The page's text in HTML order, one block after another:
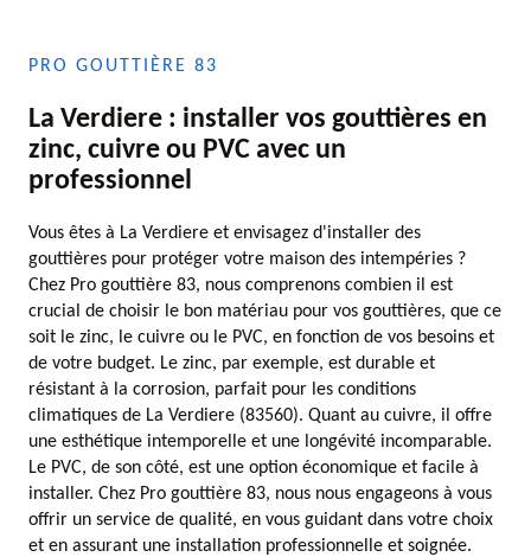
PRO GOUTTIÈRE 83
La Verdiere : installer vos gouttières en
zinc, cuivre ou PVC avec un
professionnel
Vous êtes à La Verdiere et envisagez d'installer des
gouttières pour protéger votre maison des intempéries ?
Chez Pro gouttière 83, nous comprenons combien il est
crucial de choisir le bon matériau pour vos gouttières, que ce
soit le zinc, le cuivre ou le PVC, en fonction de vos besoins et
de votre budget. Le zinc, par exemple, est durable et
résistant à la corrosion, parfait pour les conditions
climatiques de La Verdiere (83560). Quant au cuivre, il offre
une esthétique intemporelle et une longévité incomparable.
Le PVC, de son côté, est une option économique et facile à
installer. Chez Pro gouttière 83, nous nous engageons à vous
offrir un service de qualité, en vous guidant dans votre choix
et en assurant une installation professionnelle et soignée.